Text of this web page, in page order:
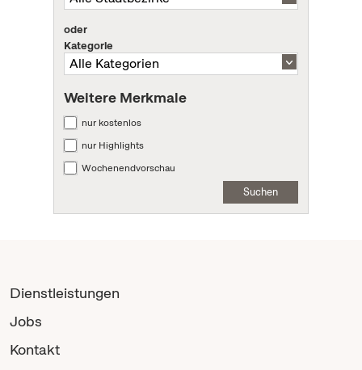
oder
Kategorie
Weitere Merkmale
nur kostenlos
nur Highlights
Wochenendvorschau
Suchen
Dienstleistungen
Jobs
Kontakt